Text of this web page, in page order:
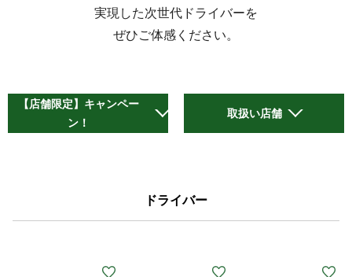
実現した次世代ドライバーを
ぜひご体感ください。
【店舗限定】キャンペー
ン！
取扱い店舗
ドライバー